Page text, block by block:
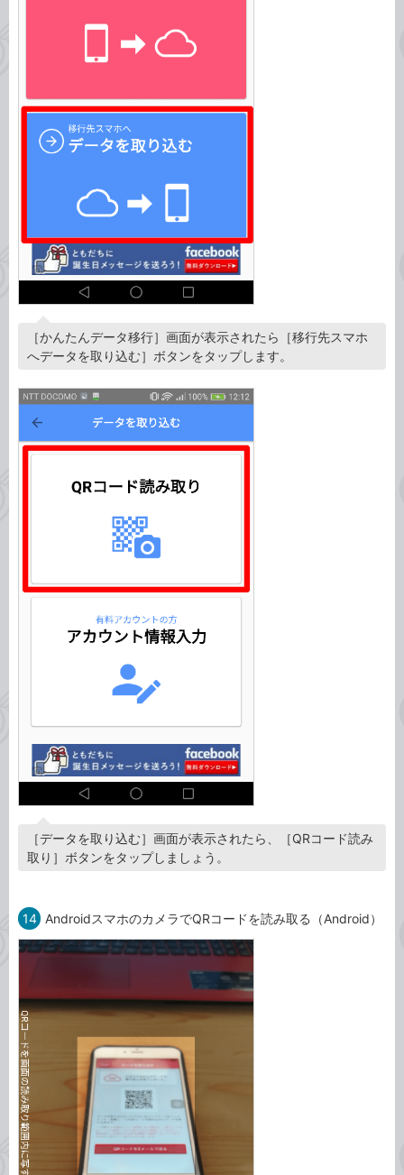
［かんたんデータ移行］画面が表示されたら［移行先スマホ
へデータを取り込む］ボタンをタップします。
［データを取り込む］画面が表示されたら、［QRコード読み
取り］ボタンをタップしましょう。
14 AndroidスマホのカメラでQRコードを読み取る（Android）